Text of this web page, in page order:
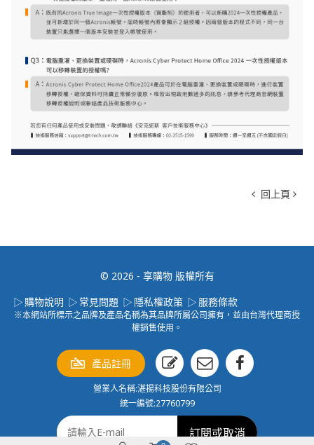
回上頁
© 2026 - 享購物 版權所有
購物說明
常見問題 隱私權政策 服務條款
※本網站所標示之品牌及產品名稱為其品牌所屬公司擁有，並由台灣代理商授
權銷售使用。
產品註冊
營業人名稱:湛揚科技股份有限公司
統一編號:27760799